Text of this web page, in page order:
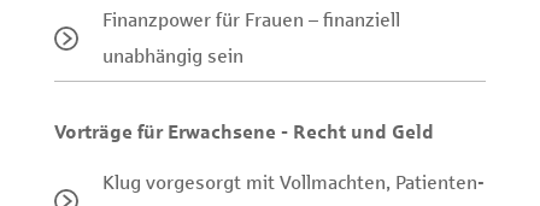
Finanzpower für Frauen – finanziell
unabhängig sein
Vorträge für Erwachsene - Recht und Geld
Klug vorgesorgt mit Vollmachten, Patienten-